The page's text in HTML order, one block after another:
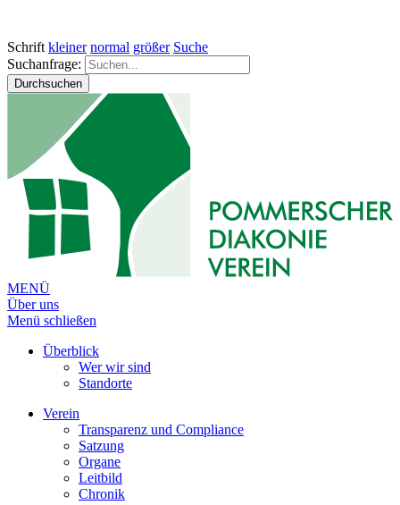
Schrift kleiner normal größer Suche
Suchanfrage:
Durchsuchen
MENÜ
Über uns
Menü schließen
Überblick
Wer wir sind
Standorte
Verein
Transparenz und Compliance
Satzung
Organe
Leitbild
Chronik